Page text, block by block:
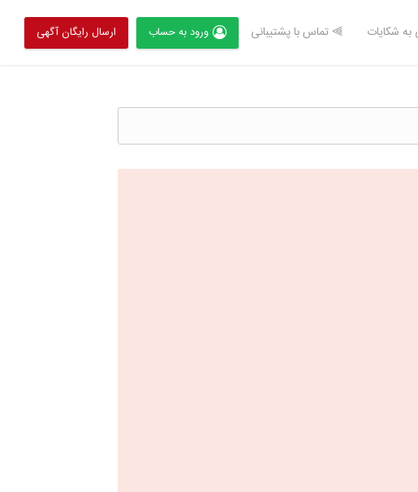
شکایات ⫸ تماس با پشتیبانی ورود به حساب ارسال رایگان آگهی